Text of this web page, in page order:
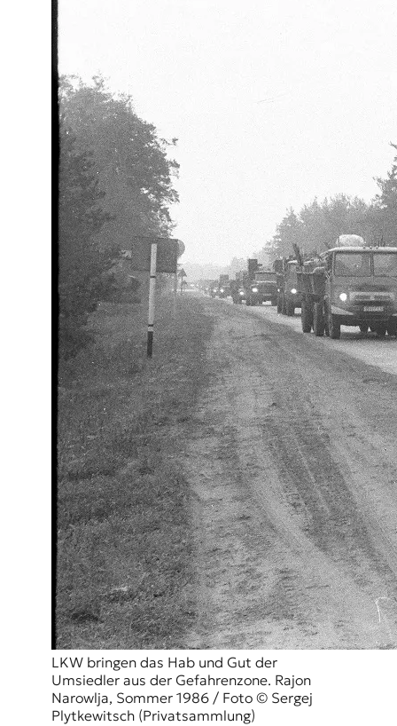
LKW bringen das Hab und Gut der
Umsiedler aus der Gefahrenzone. Rajon
Narowlja, Sommer 1986 / Foto © Sergej
Plytkewitsch (Privatsammlung)